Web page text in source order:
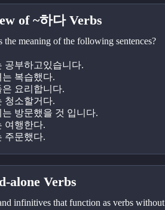
of ~하다 Verbs
the meaning of the following sentences?
공부하고있습니다.
는 복습했다.
은 요리합니다.
청소할거다.
는 방문했을 것 입니다.
여행한다.
주문했다.
alone Verbs
infinitives that function as verbs without